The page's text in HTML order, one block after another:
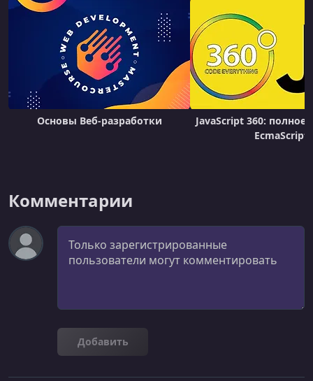
Основы Веб-разработки
JavaScript 360: полное
EcmaScript
Комментарии
Комментарий
Добавить